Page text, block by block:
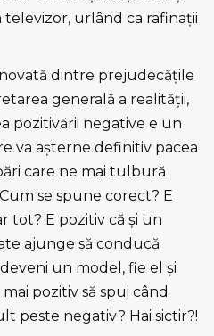
urlând ca rafinaţii
dintre prejudecăţile
generală a realităţii,
pozitivării negative e un
va aşterne definitiv pacea
care ne mai tulbură
se spune corect? E
tot? E pozitiv că şi un
ajunge să conducă
un model, fie el şi
pozitiv să spui când
peste negativ? Hai sictir?!